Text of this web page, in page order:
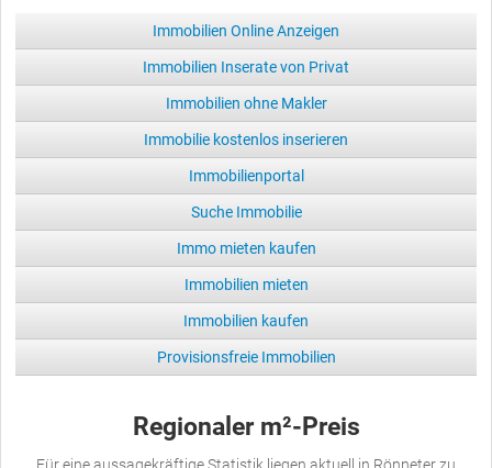
Immobilien Online Anzeigen
Immobilien Inserate von Privat
Immobilien ohne Makler
Immobilie kostenlos inserieren
Immobilienportal
Suche Immobilie
Immo mieten kaufen
Immobilien mieten
Immobilien kaufen
Provisionsfreie Immobilien
Regionaler m²-Preis